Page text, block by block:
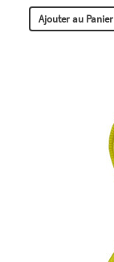
Ajouter au Panier